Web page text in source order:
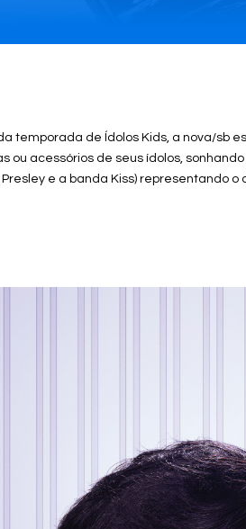
temporada de Ídolos Kids, a nova/sb
ou acessórios de seus ídolos,
Presley e a banda Kiss) representando